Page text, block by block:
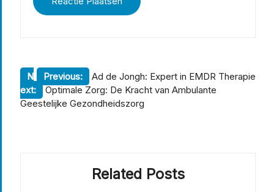
Berichtnavigatie
Previous: Ad de Jongh: Expert in EMDR Therapie
N
ext:
Optimale Zorg: De Kracht van Ambulante
Geestelijke Gezondheidszorg
Related Posts